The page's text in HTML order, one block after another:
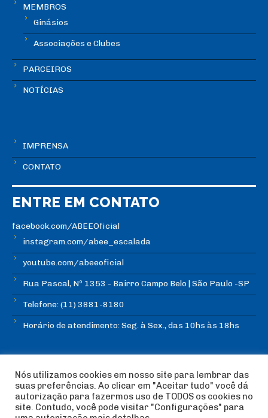
MEMBROS
Ginásios
Associações e Clubes
PARCEIROS
NOTÍCIAS
IMPRENSA
CONTATO
ENTRE EM CONTATO
facebook.com/ABEEOficial
instagram.com/abee_escalada
youtube.com/abeeoficial
Rua Pascal, Nº 1353 - Bairro Campo Belo | São Paulo -SP
Telefone: (11) 3881-8180
Horário de atendimento: Seg. à Sex., das 10hs às 18hs
© Copyright ABEE | Associação Brasileira de Escalada
Esportiva 2018 | Design:
Imagética Design
Nós utilizamos cookies em nosso site para lembrar das
suas preferências. Ao clicar em "Aceitar tudo" você dá
autorização para fazermos uso de TODOS os cookies no
site. Contudo, você pode visitar "Configurações" para